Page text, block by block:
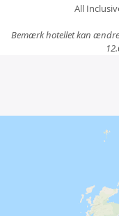
All
Bemærk hotellet kan